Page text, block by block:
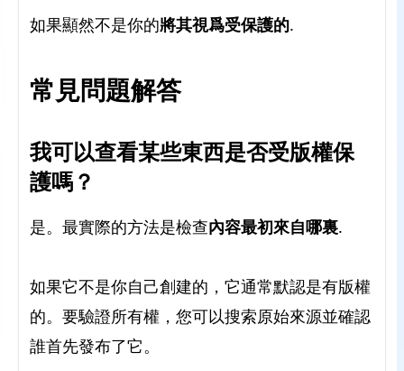
如果顯然不是你的將其視爲受保護的.
常見問題解答
我可以查看某些東西是否受版權保
護嗎？
是。最實際的方法是檢查內容最初來自哪裏.
如果它不是你自己創建的，它通常默認是有版權
的。要驗證所有權，您可以搜索原始來源並確認
誰首先發布了它。